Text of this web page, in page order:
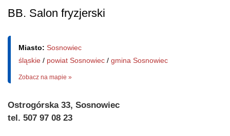
BB. Salon fryzjerski
Miasto: Sosnowiec
śląskie / powiat Sosnowiec / gmina Sosnowiec
Zobacz na mapie »
Ostrogórska 33, Sosnowiec
tel. 507 97 08 23